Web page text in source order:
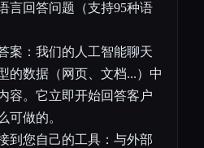
言回答问题（支持95种语
案：我们的人工智能聊天
的数据（网页、文档...）中
容。它立即开始回答客户
可做的。
到您自己的工具：与外部